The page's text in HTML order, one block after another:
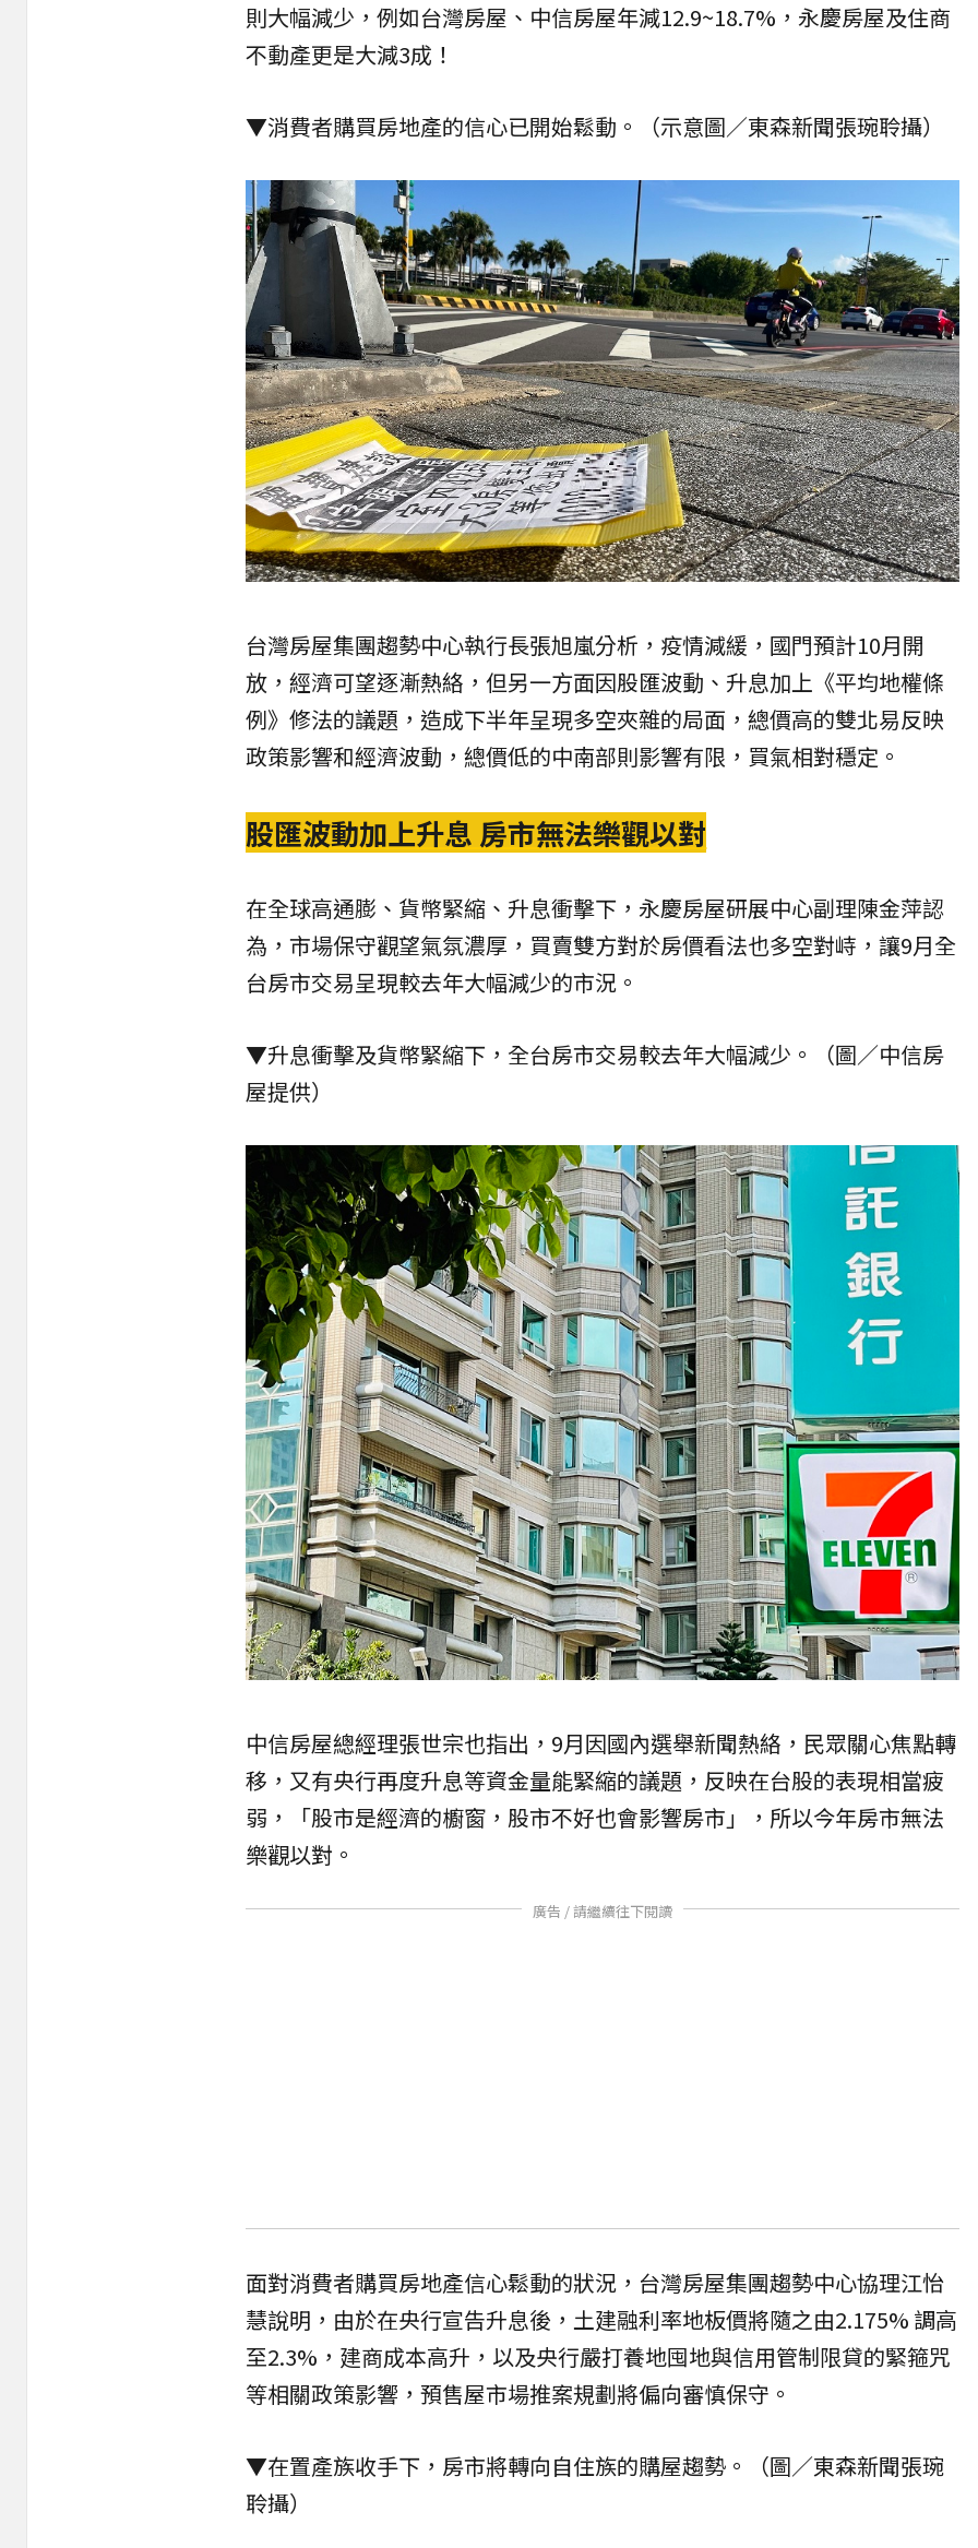
則大幅減少，例如台灣房屋 、 中信房屋年減12.9~18.7%， 永慶房屋及住商
不動產更是大減3成！
▼消費者購買房地產的信心已開始鬆動。（示意圖／東森新聞張琬聆攝）
台灣房屋集團趨勢中心執行長張旭嵐分析，疫情減緩，國門預計10月開
放，經濟可望逐漸熱絡，但另一方面因股匯波動、升息加上《平均地權條
例》修法的議題，造成下半年呈現多空夾雜的局面，總價高的雙北易反映
政策影響和經濟波動，總價低的中南部則影響有限，買氣相對穩定。
股匯波動加上升息 房市無法樂觀以對
在全球高通膨、貨幣緊縮、升息衝擊下，永慶房屋研展中心副理陳金萍認
為，市場保守觀望氣氛濃厚，買賣雙方對於房價看法也多空對峙，讓9月全
台房市交易呈現較去年大幅減少的市況。
▼升息衝擊及貨幣緊縮下，全台房市交易較去年大幅減少。（圖／中信房
屋提供）
中信房屋總經理張世宗也指出，9月因國內選舉新聞熱絡，民眾關心焦點轉
移，又有央行再度升息等資金量能緊縮的議題，反映在台股的表現相當疲
弱，「股市是經濟的櫥窗，股市不好也會影響房市」，所以今年房市無法
樂觀以對。
廣告 / 請繼續往下閱讀
面對消費者購買房地產信心鬆動的狀況，台灣房屋集團趨勢中心協理江怡
慧說明，由於在央行宣告升息後，土建融利率地板價將隨之由2.175% 調高
至2.3%，建商成本高升，以及央行嚴打養地囤地與信用管制限貸的緊箍咒
等相關政策影響，預售屋市場推案規劃將偏向審慎保守。
▼在置產族收手下，房市將轉向自住族的購屋趨勢。（圖／東森新聞張琬
聆攝）